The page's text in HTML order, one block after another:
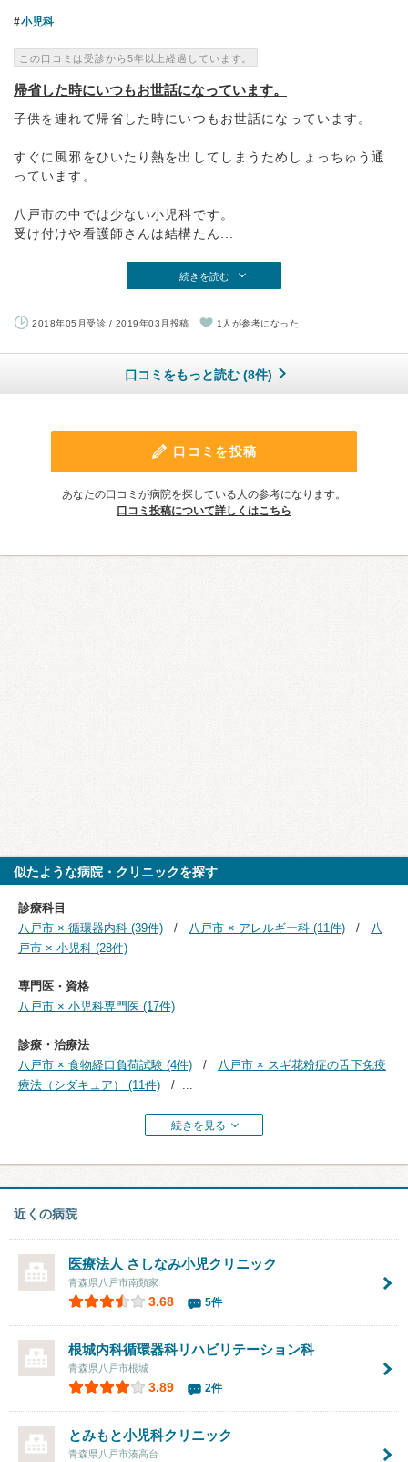
小児科
この口コミは受診から5年以上経過しています。
帰省した時にいつもお世話になっています。
子供を連れて帰省した時にいつもお世話になっています。
すぐに風邪をひいたり熱を出してしまうためしょっちゅう通
っています。
八戸市の中では少ない小児科です。
受け付けや看護師さんは結構たん...
続きを読む
2018年05月受診 / 2019年03月投稿 1人が参考になった
口コミをもっと読む (8件)
口コミを投稿
あなたの口コミが病院を探している人の参考になります。
口コミ投稿について詳しくはこちら
似たような病院・クリニックを探す
診療科目
八戸市 × 循環器内科 (39件)
八戸市 × アレルギー科 (11件)
八
戸市 × 小児科 (28件)
専門医・資格
八戸市 × 小児科専門医 (17件)
診療・治療法
八戸市 × 食物経口負荷試験 (4件)
八戸市 × スギ花粉症の舌下免疫
療法（シダキュア） (11件)
続きを見る
近くの病院
医療法人 さしなみ小児クリニック
青森県八戸市南類家
3.68 5件
根城内科循環器科リハビリテーション科
青森県八戸市根城
3.89 2件
とみもと小児科クリニック
青森県八戸市湊高台